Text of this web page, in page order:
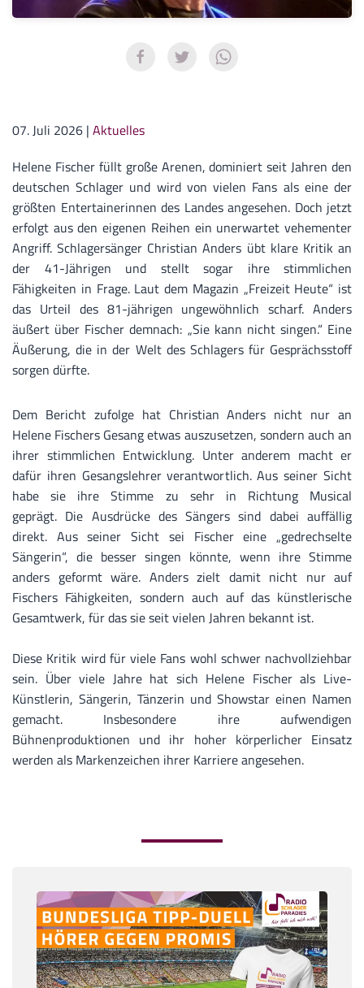
07. Juli 2026 | Aktuelles
Helene Fischer füllt große Arenen, dominiert seit Jahren den
deutschen Schlager und wird von vielen Fans als eine der
größten Entertainerinnen des Landes angesehen. Doch jetzt
erfolgt aus den eigenen Reihen ein unerwartet vehementer
Angriff. Schlagersänger Christian Anders übt klare Kritik an
der 41-Jährigen und stellt sogar ihre stimmlichen
Fähigkeiten in Frage. Laut dem Magazin „Freizeit Heute“ ist
das Urteil des 81-jährigen ungewöhnlich scharf. Anders
äußert über Fischer demnach: „Sie kann nicht singen.“ Eine
Äußerung, die in der Welt des Schlagers für Gesprächsstoff
sorgen dürfte.
Dem Bericht zufolge hat Christian Anders nicht nur an
Helene Fischers Gesang etwas auszusetzen, sondern auch an
ihrer stimmlichen Entwicklung. Unter anderem macht er
dafür ihren Gesangslehrer verantwortlich. Aus seiner Sicht
habe sie ihre Stimme zu sehr in Richtung Musical
geprägt. Die Ausdrücke des Sängers sind dabei auffällig
direkt. Aus seiner Sicht sei Fischer eine „gedrechselte
Sängerin“, die besser singen könnte, wenn ihre Stimme
anders geformt wäre. Anders zielt damit nicht nur auf
Fischers Fähigkeiten, sondern auch auf das künstlerische
Gesamtwerk, für das sie seit vielen Jahren bekannt ist.
Diese Kritik wird für viele Fans wohl schwer nachvollziehbar
sein. Über viele Jahre hat sich Helene Fischer als Live-
Künstlerin, Sängerin, Tänzerin und Showstar einen Namen
gemacht. Insbesondere ihre aufwendigen
Bühnenproduktionen und ihr hoher körperlicher Einsatz
werden als Markenzeichen ihrer Karriere angesehen.